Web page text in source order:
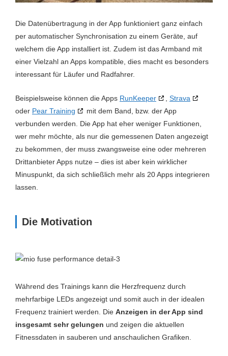
Die Datenübertragung in der App funktioniert ganz einfach
per automatischer Synchronisation zu einem Geräte, auf
welchem die App installiert ist. Zudem ist das Armband mit
einer Vielzahl an Apps kompatible, dies macht es besonders
interessant für Läufer und Radfahrer.
Beispielsweise können die Apps RunKeeper
Strava
oder Pear Training
mit dem Band, bzw. der App
verbunden werden. Die App hat eher weniger Funktionen,
wer mehr möchte, als nur die gemessenen Daten angezeigt
zu bekommen, der muss zwangsweise eine oder mehreren
Drittanbieter Apps nutze – dies ist aber kein wirklicher
Minuspunkt, da sich schließlich mehr als 20 Apps integrieren
lassen.
Die Motivation
Während des Trainings kann die Herzfrequenz durch
mehrfarbige LEDs angezeigt und somit auch in der idealen
Frequenz trainiert werden. Die Anzeigen in der App sind
insgesamt sehr gelungen und zeigen die aktuellen
Fitnessdaten in sauberen und anschaulichen Grafiken.